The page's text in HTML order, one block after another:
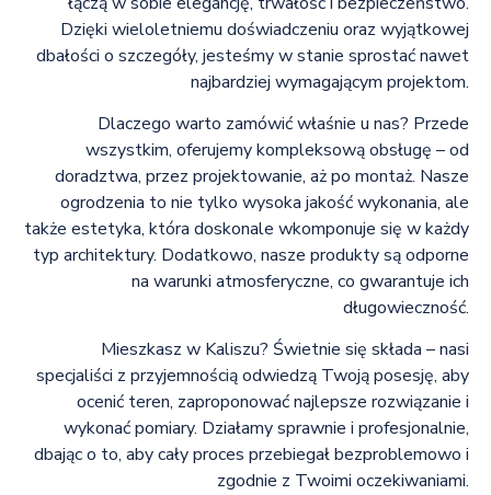
Dzięki wieloletniemu doświadczeniu oraz wyjątkowej
dbałości o szczegóły, jesteśmy w stanie sprostać nawet
najbardziej wymagającym projektom.
Dlaczego warto zamówić właśnie u nas? Przede
wszystkim, oferujemy kompleksową obsługę – od
doradztwa, przez projektowanie, aż po montaż. Nasze
ogrodzenia to nie tylko wysoka jakość wykonania, ale
także estetyka, która doskonale wkomponuje się w każdy
typ architektury. Dodatkowo, nasze produkty są odporne
na warunki atmosferyczne, co gwarantuje ich
długowieczność.
Mieszkasz w Kaliszu? Świetnie się składa – nasi
specjaliści z przyjemnością odwiedzą Twoją posesję, aby
ocenić teren, zaproponować najlepsze rozwiązanie i
wykonać pomiary. Działamy sprawnie i profesjonalnie,
dbając o to, aby cały proces przebiegał bezproblemowo i
zgodnie z Twoimi oczekiwaniami.